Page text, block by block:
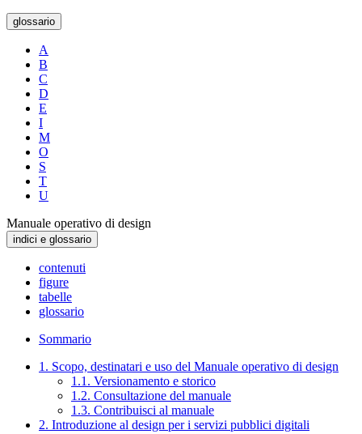
glossario
A
B
C
D
E
I
M
O
S
T
U
Manuale operativo di design
indici e glossario
contenuti
figure
tabelle
glossario
Sommario
1. Scopo, destinatari e uso del Manuale operativo di design
1.1. Versionamento e storico
1.2. Consultazione del manuale
1.3. Contribuisci al manuale
2. Introduzione al design per i servizi pubblici digitali